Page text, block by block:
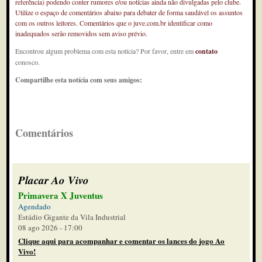
Utilize o espaço de comentários abaixo para debater de forma saudável os assuntos
com os outros leitores. Comentários que o juve.com.br identificar como
inadequados serão removidos sem aviso prévio.
Encontrou algum problema com esta notícia? Por favor, entre emcontato
conosco.
Compartilhe esta notícia com seus amigos:
Comentários
Placar Ao Vivo
Primavera X Juventus
Agendado
Estádio Gigante da Vila Industrial
08 ago 2026 - 17:00
Clique aqui para acompanhar e comentar os lances do jogo Ao
Vivo!